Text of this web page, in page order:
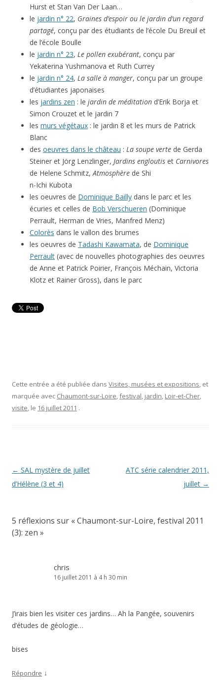
Hurst et Stan Van Der Laan…
le jardin n° 22, Graines d’espoir ou le jardin d’un regard
partagé, conçu par des étudiants de l’école Du Breuil et
de l’école Boulle
le jardin n° 23, Le pollen exubérant, conçu par
Yekaterina Yushmanova et Ruth Currey
le jardin n° 24, La salle à manger, conçu par un groupe
d’étudiantes japonaises
les jardins zen : le jardin de méditation d’Erik Borja et
Simon Crouzet et le jardin 7
les murs végétaux : le jardin 8 et les murs de Patrick
Blanc
des oeuvres dans le château : La soupe verte de Gerda
Steiner et Jörg Lenzlinger, Jardins engloutis et Carnivores
de Helene Schmitz,Atmosphère de Shi
n-Ichi Kubota
les oeuvres de Dominique Bailly dans le parc et les
écuries et celles de Bob Verschueren (Dominique
Perrault, Herman de Vries, Manfred Menz)
Colorès dans le vallon des brumes
les oeuvres de Tadashi Kawamata, de Dominique
Perrault (avec de nouvelles photographies des oeuvres
de Anne et Patrick Poirier, François Méchain, Victoria
Klotz et Rainer Gross), dans le parc
Cette entrée a été publiée dans Visites, musées et expositions, et
marquée avec Chaumont-sur-Loire,festival, jardin, Loir-et-Cher,
visite, le 16 juillet 2011 .
Navigation
des
← SAL mystère de juillet
d’Hélène (3 et 4)
ATC série calendrier 2011,
juillet →
5 réflexions sur «Chaumont-sur-Loire, festival 2011
(3): zen »
chris
16 juillet 2011 à 4 h 30 min
J’irais bien les visiter ces jardins… Ah la Pangée, souvenirs
d’études de géologie…
bises
Répondre ↓